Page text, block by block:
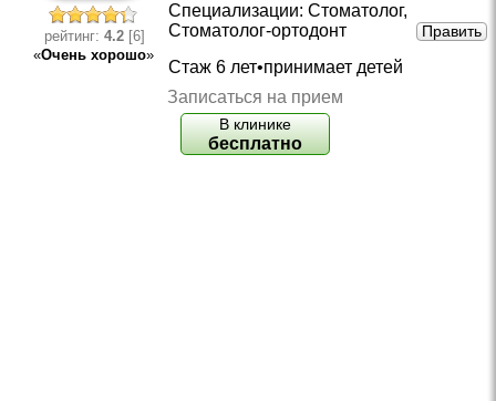
рейтинг: 4.2 [6]
«Очень хорошо»
Специализации: Стоматолог,
Стоматолог-ортодонт
Править
Стаж 6 лет•принимает детей
Записаться на прием
В клинике
бесплатно